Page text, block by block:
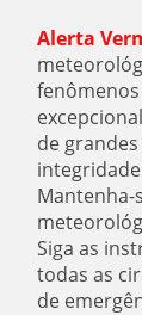
Alerta
de
Mantenha-
Siga as
todas as
de